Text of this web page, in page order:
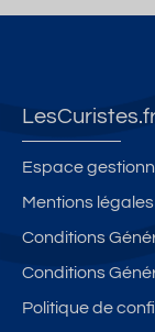
Espace
Mentions légales
Conditions
Conditions
Politique de